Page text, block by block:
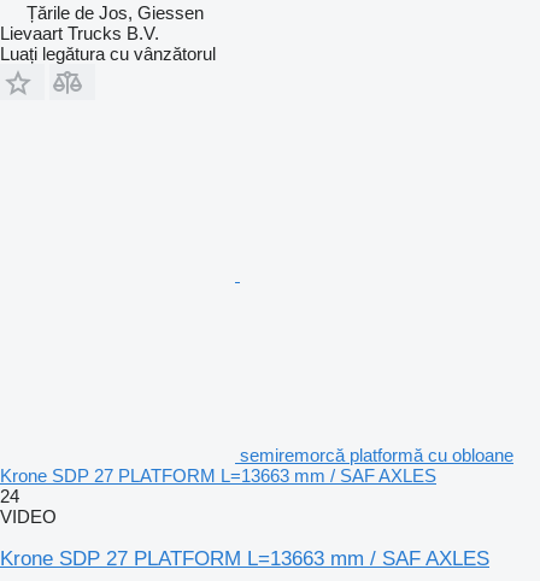
Țările de Jos, Giessen
Lievaart Trucks B.V.
Luați legătura cu vânzătorul
semiremorcă platformă cu obloane
Krone SDP 27 PLATFORM L=13663 mm / SAF AXLES
24
VIDEO
Krone SDP 27 PLATFORM L=13663 mm / SAF AXLES